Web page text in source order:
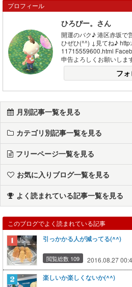
プロフィール
ひろぴー。さん
開運のバク♪ 港区赤坂で
ひぜひ(^^) ↓見てね♪
11715559600.html
申告よろしくお願いしま
フ
月別記事一覧を見る
カテゴリ別記事一覧を見る
フリーページ一覧を見る
お気に入りブログ一覧を見る
よく読まれている記事一覧を見る
このブログでよく読まれている記事
引っかかる人が減ってる(^^)
閲覧総数 109 2016.08.27
楽しいか楽しくないか(^^)